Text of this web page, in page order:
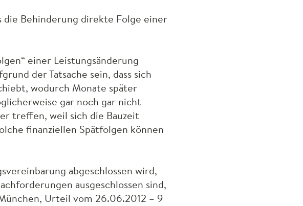
die Behinderung direkte Folge einer
einer Leistungsänderung
der Tatsache sein, dass sich
wodurch Monate später
gar noch gar nicht
treffen, weil sich die Bauzeit
finanziellen Spätfolgen können
abgeschlossen wird,
ausgeschlossen sind,
Urteil vom 26.06.2012 – 9